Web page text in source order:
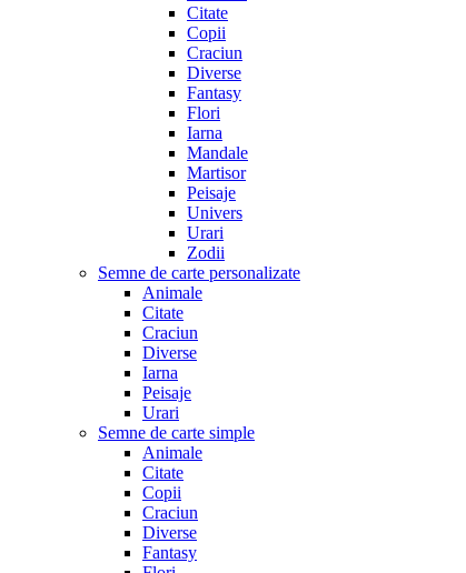
Citate
Copii
Craciun
Diverse
Fantasy
Flori
Iarna
Mandale
Martisor
Peisaje
Univers
Urari
Zodii
Semne de carte personalizate
Animale
Citate
Craciun
Diverse
Iarna
Peisaje
Urari
Semne de carte simple
Animale
Citate
Copii
Craciun
Diverse
Fantasy